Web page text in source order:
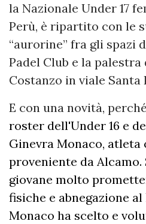
la Nazionale Under 17
Perù, è ripartito con le
“aurorine” fra gli spazi
Padel Club e la
Costanzo in viale Santa
E con una novità,
roster dell'Under 16 e
Ginevra Monaco, atleta
proveniente da
giovane molto
fisiche e abnegazione
Monaco ha scelto e